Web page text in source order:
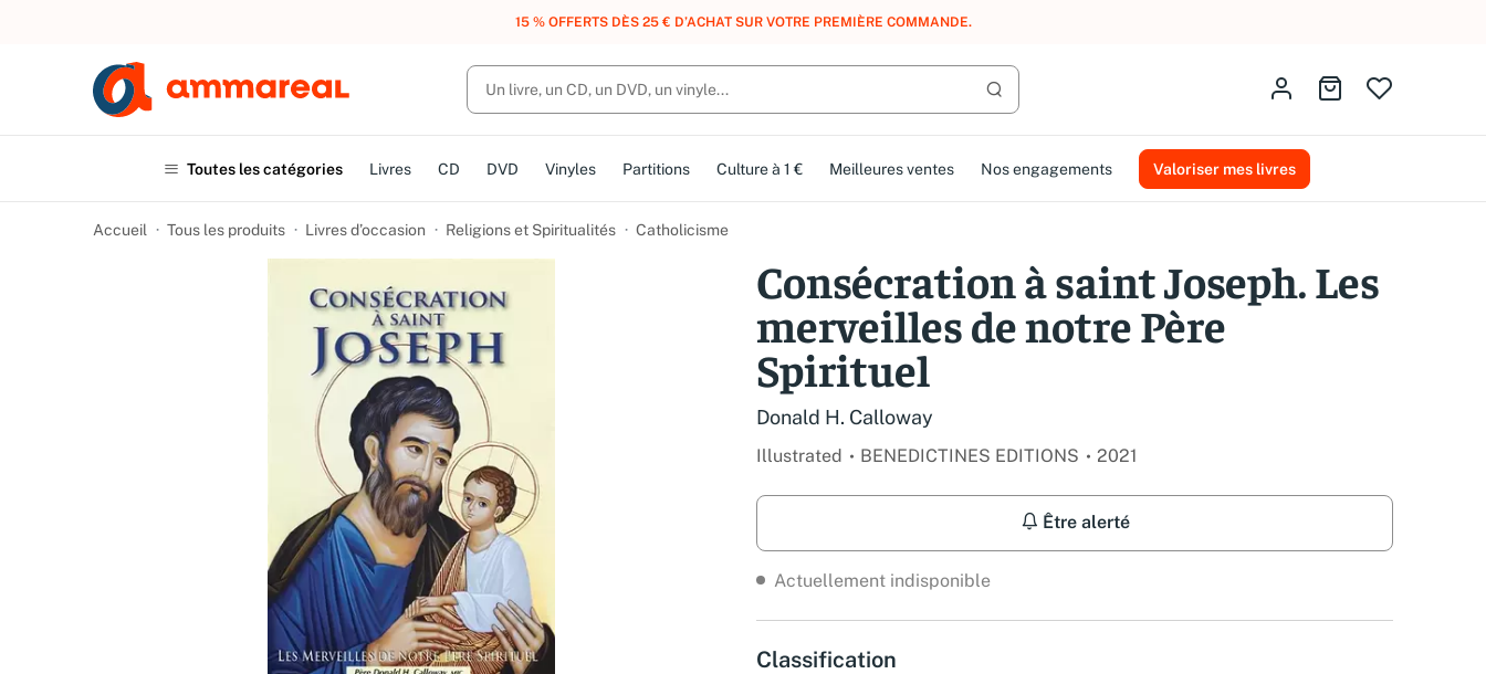
UN ACHAT, DES POINTS, DES RÉCOMPENSES :REJOIGNEZ GRATUITEMENT LE CLUB AMMAREAL.
Lancer la recherche
Identifiez-vousAller au panier
Toutes les catégories Livres CD DVD Vinyles Partitions Culture à 1 € Meilleures ventes Nos engagements Valoriser mes livres
Accueil Tous les produits Livres d’occasion Religions et Spiritualités Catholicisme
Consécration à saint Joseph. Les
merveilles de notre Père
Spirituel
Donald H. Calloway
Illustrated BENEDICTINES EDITIONS 2021
Être alerté
Actuellement indisponible
Classification